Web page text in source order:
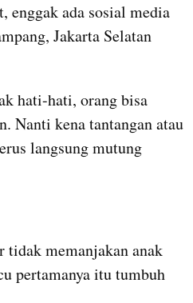
enggak ada sosial media
Jakarta Selatan
hati-hati, orang bisa
Nanti kena tantangan atau
langsung mutung
tidak memanjakan anak
pertamanya itu tumbuh